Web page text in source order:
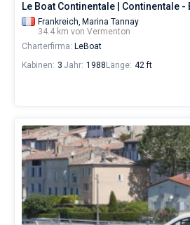
Le Boat Continentale | Continentale -
Frankreich, Marina Tannay
34.4 km von Vermenton
Charterfirma: LeBoat
Kabinen: 3 Jahr: 1988 Länge: 42 ft